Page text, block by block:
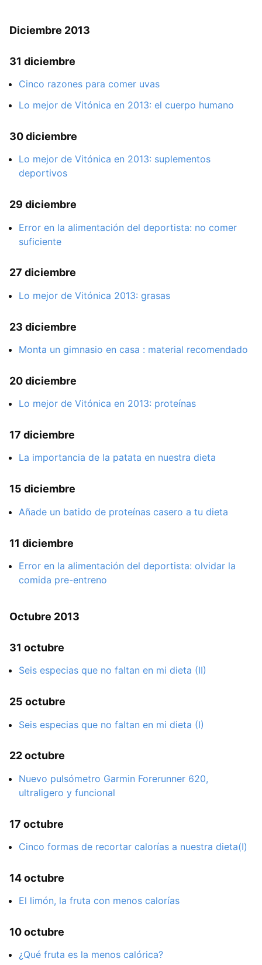
Diciembre 2013
31 diciembre
Cinco razones para comer uvas
Lo mejor de Vitónica en 2013: el cuerpo humano
30 diciembre
Lo mejor de Vitónica en 2013: suplementos
deportivos
29 diciembre
Error en la alimentación del deportista: no comer
suficiente
27 diciembre
Lo mejor de Vitónica 2013: grasas
23 diciembre
Monta un gimnasio en casa : material recomendado
20 diciembre
Lo mejor de Vitónica en 2013: proteínas
17 diciembre
La importancia de la patata en nuestra dieta
15 diciembre
Añade un batido de proteínas casero a tu dieta
11 diciembre
Error en la alimentación del deportista: olvidar la
comida pre-entreno
Octubre 2013
31 octubre
Seis especias que no faltan en mi dieta (II)
25 octubre
Seis especias que no faltan en mi dieta (I)
22 octubre
Nuevo pulsómetro Garmin Forerunner 620,
ultraligero y funcional
17 octubre
Cinco formas de recortar calorías a nuestra dieta(I)
14 octubre
El limón, la fruta con menos calorías
10 octubre
¿Qué fruta es la menos calórica?